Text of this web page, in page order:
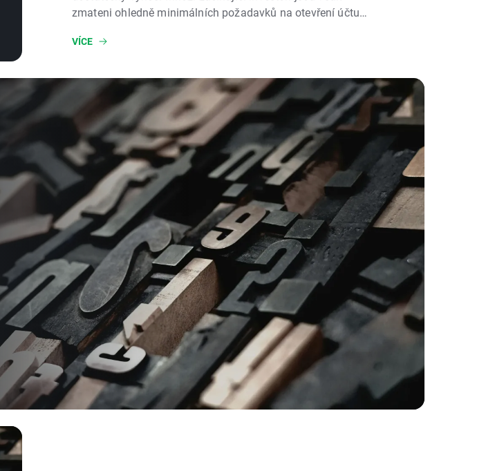
zmateni ohledně minimálních požadavků na otevření účtu,
upravenou. Mnohé brokerské společnosti umožnily snadné
vyžadují značný kapitál. V tomto článku se budeme
zabývat tím, jaký je minimální vklad a jaké jsou požadavky
pro klienty XTB.
VÍCE